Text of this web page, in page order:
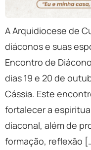
A Arquidiocese de
diáconos e suas
Encontro de
dias 19 e 20 de
Cássia. Este
fortalecer a
diaconal, além de
formação, reflexão